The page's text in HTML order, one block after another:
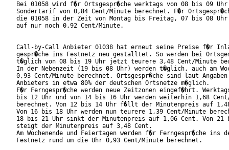
Bei 01058 wird f�r Ortsgespr�che werktags von 08 bis 09
Sondertarif von 0,84 Cent/Minute berechnet. F�r
die 01058 in der Zeit von Montag bis Freitag, 07 bis 08
auf nur noch 0,92 Cent/Minute.
Call-by-Call Anbieter 01038 hat erneut seine Preise f�r
gespr�che ins Festnetz neu gestalltet. So werden bei
t�glich von 08 bis 19 Uhr jetzt teurere 3,48 Cent/Minute
In der Nebenzeit (19 bis 08 Uhr) werden t�glich, auch am
0,93 Cent/Minute berechnet. Ortsgespr�che sind laut Angaben
Anbieters in etwa 80% der deutschen Ortsnetze m�glich.
F�r Ferngespr�che werden neue Zeitzonen eingef�hrt.
bis 12 Uhr und von 14 bis 16 Uhr werden weiterhin 1,68
berechnet. Von 12 bis 14 Uhr f�llt der Minutenpreis auf
Von 16 bis 18 Uhr werden nun teurere 1,39 Cent/Minute
18 bis 21 Uhr sinkt der Minutenpreis auf 1,06 Cent. Von 21
steigt der Minutenpreis auf 3,48 Cent.
Am Wochenende und Feiertagen werden f�r Ferngespr�che ins
Festnetz rund um die Uhr 0,93 Cent/Minute berechnet.